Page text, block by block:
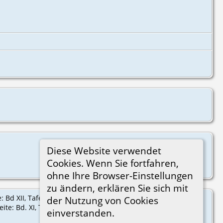
Diese Website verwendet
Cookies. Wenn Sie fortfahren,
ohne Ihre Browser-Einstellungen
zu ändern, erklären Sie sich mit
der Nutzung von Cookies
einverstanden.
XII, Tafel 123 3) Quelle: Schweiz: Genealogisches
Bd. XI, Tafel 106; Bd XII, Tafel 123